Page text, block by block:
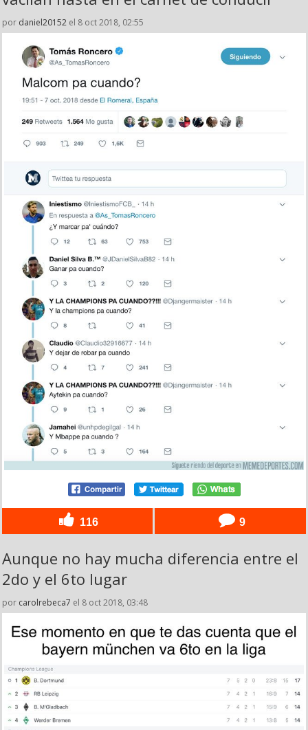
por daniel20152 el 8 oct 2018, 02:55
116 9
Aunque no hay mucha diferencia entre el
2do y el 6to lugar
por carolrebeca7 el 8 oct 2018, 03:48